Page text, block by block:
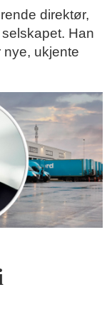
direktør,
Han
nye, ukjente